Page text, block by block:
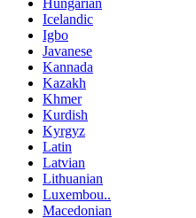
Icelandic
Igbo
Javanese
Kannada
Kazakh
Khmer
Kurdish
Kyrgyz
Latin
Latvian
Lithuanian
Luxembou..
Macedonian